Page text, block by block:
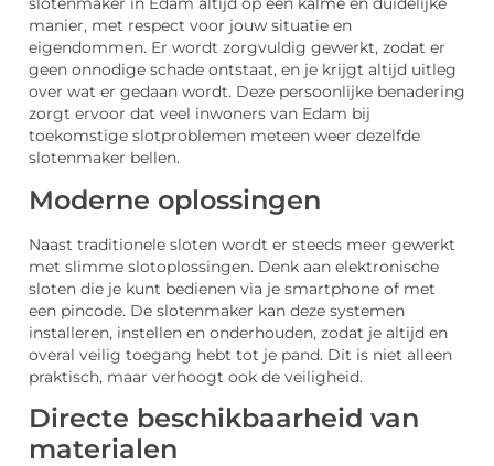
manier, met respect voor jouw situatie en
eigendommen. Er wordt zorgvuldig gewerkt, zodat er
geen onnodige schade ontstaat, en je krijgt altijd uitleg
over wat er gedaan wordt. Deze persoonlijke benadering
zorgt ervoor dat veel inwoners van Edam bij
toekomstige slotproblemen meteen weer dezelfde
slotenmaker bellen.
Moderne oplossingen
Naast traditionele sloten wordt er steeds meer gewerkt
met slimme slotoplossingen. Denk aan elektronische
sloten die je kunt bedienen via je smartphone of met
een pincode. De slotenmaker kan deze systemen
installeren, instellen en onderhouden, zodat je altijd en
overal veilig toegang hebt tot je pand. Dit is niet alleen
praktisch, maar verhoogt ook de veiligheid.
Directe beschikbaarheid van
materialen